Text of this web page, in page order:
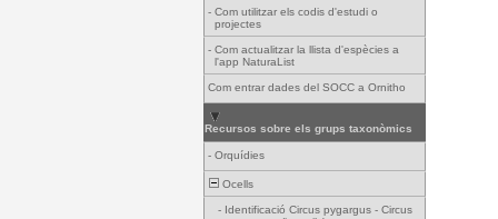
- Com utilitzar els codis d'estudi o
projectes
- Com actualitzar la llista d'espècies a
l'app NaturaList
Com entrar dades del SOCC a Ornitho
Recursos sobre els grups taxonòmics
- Orquídies
Ocells
- Identificació Circus pygargus - Circus